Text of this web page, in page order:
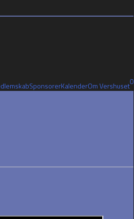
SponsorerKalenderOm Vershuset0